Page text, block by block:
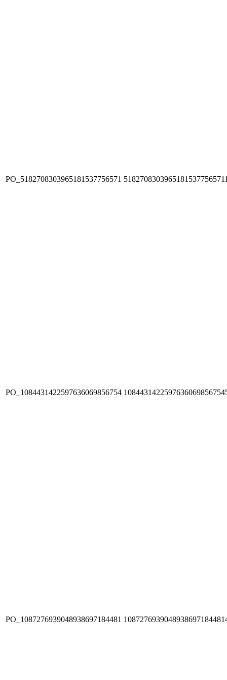
PO_5182708303965181537756571
PO_1084431422597636069856754
PO_1087276939048938697184481